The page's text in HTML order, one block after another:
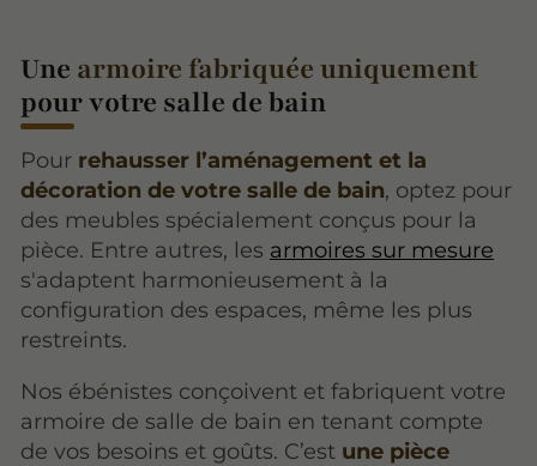
Une armoire fabriquée uniquement
pour votre salle de bain
Pour rehausser l’aménagement et la
décoration de votre salle de bain, optez pour
des meubles spécialement conçus pour la
pièce. Entre autres, les armoires sur mesure
s'adaptent harmonieusement à la
configuration des espaces, même les plus
restreints.
Nos ébénistes conçoivent et fabriquent votre
armoire de salle de bain en tenant compte
de vos besoins et goûts. C’est une pièce